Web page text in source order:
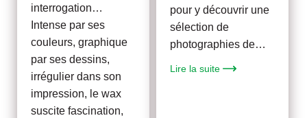
interrogation…
Intense par ses
couleurs, graphique
par ses dessins,
irrégulier dans son
impression, le wax
suscite fascination,
pour y découvrir une
sélection de
photographies de…
Lire la suite